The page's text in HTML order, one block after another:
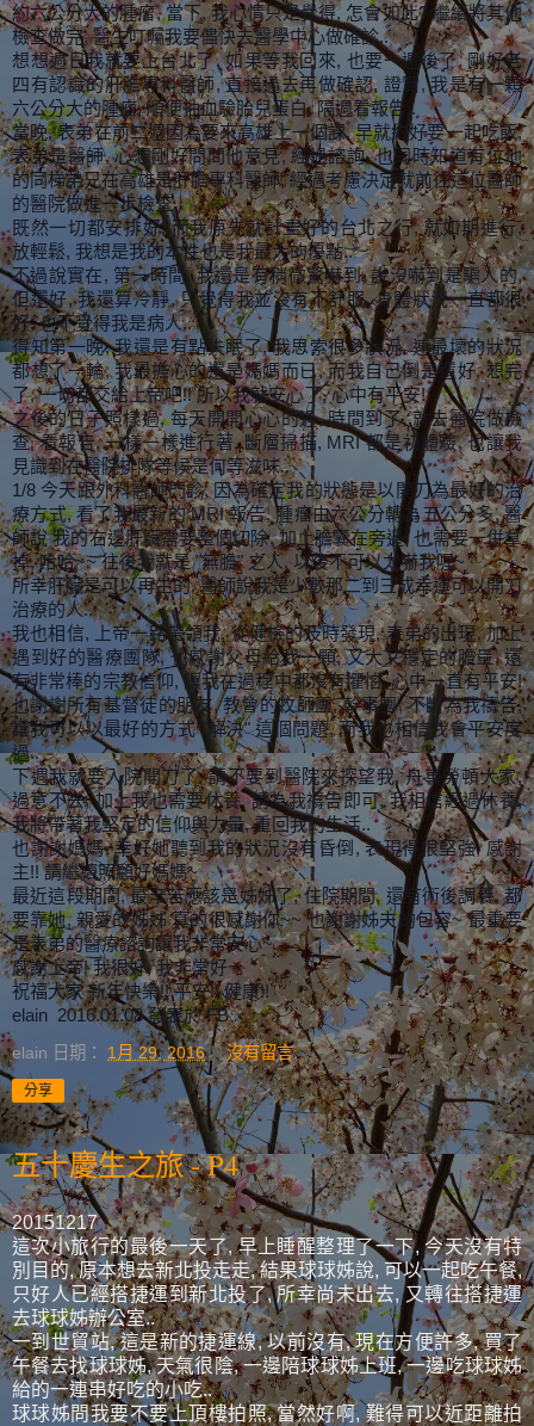
約六公分大的腫瘤, 當下, 我心情只是覺得, 怎會如此? 繼續將其他
檢查做完, 醫生叮囑我要儘快去醫學中心做確診..
想想週日我就要上台北了, 如果等我回來, 也要一週後了, 剛好老
四有認識的肝膽專科醫師, 直接過去再做確認, 證實, 我是有一顆
六公分大的腫瘤, 順便抽血驗胎兒蛋白, 隔週看報告..
當晚, 表弟在前二週因為要來高雄上一個課, 早就約好要一起吃飯,
表弟是醫師, 心想剛好問問他意見, 經過諮詢, 也同時知道有位他
的同梯弟兄在高雄是肝膽專科醫師, 經過考慮決定就前往這位醫師
的醫院做進一步檢查..
既然一切都安排好, 而我原先就計畫好的台北之行, 就如期進行,
放輕鬆, 我想是我的本性也是我最大的優點..
不過說實在, 第一時間, 我還是有稍微驚嚇到, 說沒嚇到是騙人的,
但還好, 我還算冷靜, 只覺得我並沒有不舒服, 身體狀況一直都很
好, 也不覺得我是病人..
得知第一晚, 我還是有點失眠了, 我思索很多狀況, 連最壞的狀況
都想了一輪, 我最擔心的還是媽媽而已, 而我自己倒是還好, 想完
了, 一切都交給上帝吧!! 所以我就安心了, 心中有平安!
之後的日子照樣過, 每天開開心心的過, 時間到了, 就去醫院做檢
查, 看報告, 一樣一樣進行著, 斷層掃描, MRI 都是初體驗, 也讓我
見識到在醫院排隊等候是何等滋味..
1/8 今天跟外科醫師門診, 因為確定我的狀態是以開刀為最好的治
療方式, 看了我最新的 MRI 報告, 腫瘤由六公分轉為五公分多, 醫
師說 我的右邊肝臟需要整個切除, 加上膽囊在旁邊, 也需要一併拿
掉, 哈哈~~ 往後我就是 "無膽" 之人, 以後不可以太嚇我喔~
所幸肝臟是可以再生的, 醫師說我是少數那二到三成幸運可以開刀
治療的人..
我也相信, 上帝一路帶領我, 從健檢的及時發現, 表弟的出現, 加上
遇到好的醫療團隊, 也感謝父母給我一顆, 又大又穩定的膽量, 還
有非常棒的宗教信仰, 讓我在過程中都沒有懼怕, 心中一直有平安!
也謝謝所有基督徒的朋友, 教會的牧師團, 幹事團, 不斷為我禱告,
讓我可以以最好的方式 "解決" 這個問題, 而我也相信我會平安度
過..
下週我就要入院開刀了, 請不要到醫院來探望我, 舟車勞頓大家,
過意不去, 加上我也需要休養, 請為我禱告即可, 我相信經過休養,
我將帶著我堅定的信仰與力量, 重回我的生活..
也謝謝媽媽, 幸好她聽到我的狀況沒有昏倒, 表現得很堅強, 感謝
主!! 請繼續照顧好媽媽~
最近這段期間, 最辛苦應該是姊姊了, 住院期間, 還有術後調養, 都
要靠她, 親愛的姊姊 真的很感謝你~~ 也謝謝姊夫的包容~ 最重要
是表弟的醫療諮詢讓我非常安心~
感謝上帝! 我很好, 我非常好~
祝福大家 新年快樂!! 平安!! 健康!!
elain 2016.01.08 發表於 FB
elain 日期： 1月 29, 2016 沒有留言:
分享
五十慶生之旅 - P4
20151217
這次小旅行的最後一天了, 早上睡醒整理了一下, 今天沒有特
別目的, 原本想去新北投走走, 結果球球姊說, 可以一起吃午餐,
只好人已經搭捷運到新北投了, 所幸尚未出去, 又轉往搭捷運
去球球姊辦公室..
一到世貿站, 這是新的捷運線, 以前沒有, 現在方便許多, 買了
午餐去找球球姊, 天氣很陰, 一邊陪球球姊上班, 一邊吃球球姊
給的一連串好吃的小吃..
球球姊問我要不要上頂樓拍照, 當然好啊, 難得可以近距離拍